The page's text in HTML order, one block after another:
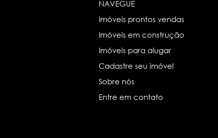
NAVEGUE
Imóveis prontos vendas
Imóveis em construção
Imóveis para alugar
Cadastre seu imóvel
Sobre nós
Entre em contato